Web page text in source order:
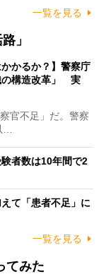
一覧を見る
」
かるか？】警察庁
の構造改革」 実
官不足」だ。警察
者数は10年間で2
て「患者不足」に
一覧を見る
てみた